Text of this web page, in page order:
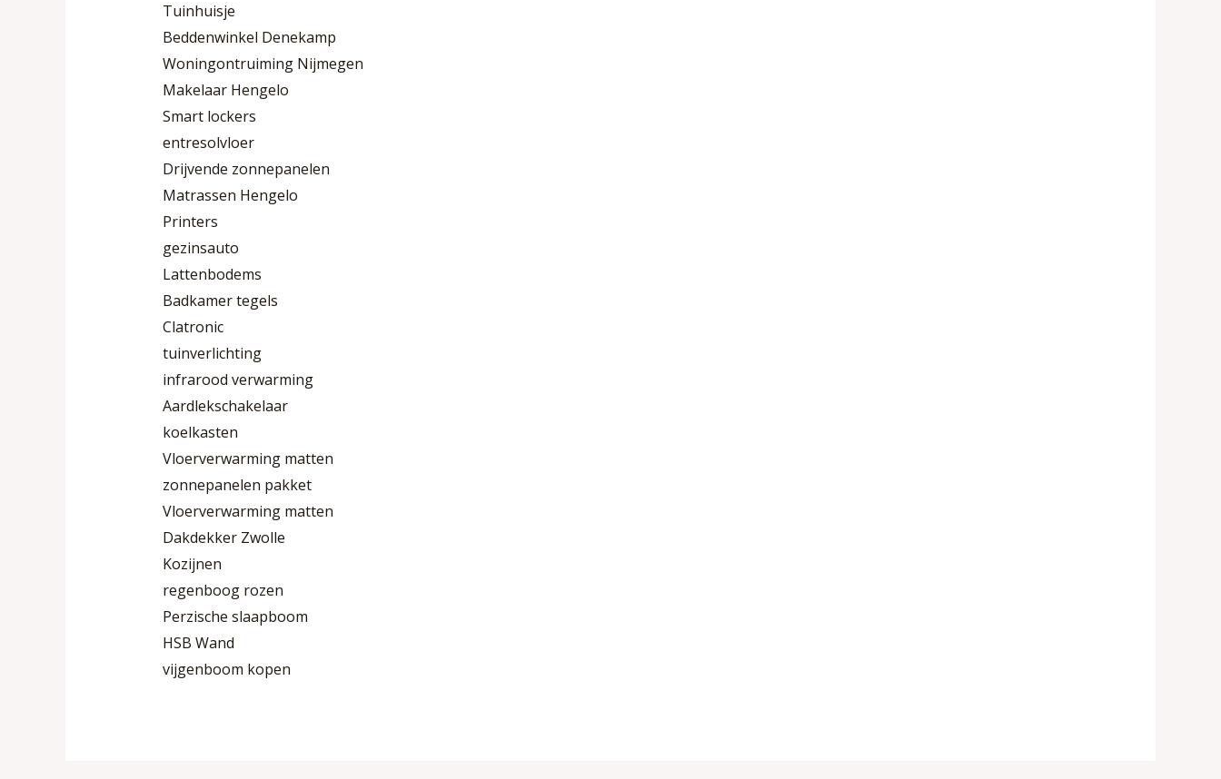
Tuinhuisje
Beddenwinkel Denekamp
Woningontruiming Nijmegen
Makelaar Hengelo
Smart lockers
entresolvloer
Drijvende zonnepanelen
Matrassen Hengelo
Printers
gezinsauto
Lattenbodems
Badkamer tegels
Clatronic
tuinverlichting
infrarood verwarming
Aardlekschakelaar
koelkasten
Vloerverwarming matten
zonnepanelen pakket
Vloerverwarming matten
Dakdekker Zwolle
Kozijnen
regenboog rozen
Perzische slaapboom
HSB Wand
vijgenboom kopen